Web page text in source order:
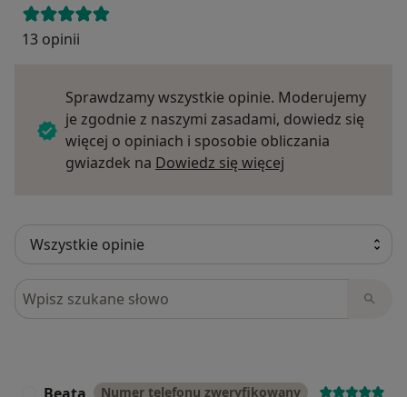
13 opinii
Sprawdzamy wszystkie opinie. Moderujemy
je zgodnie z naszymi zasadami, dowiedz się
więcej o opiniach i sposobie obliczania
gwiazdek na Dowiedz się więcej
Szukaj w opiniach
Numer telefonu zweryfikowany